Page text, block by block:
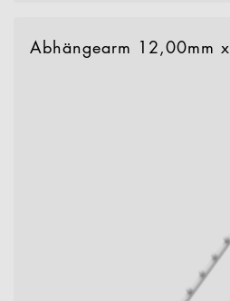
Abhängearm 12,00mm x